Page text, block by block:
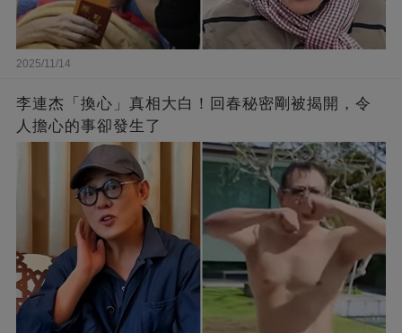
2025/11/14
李連杰「換心」真相大白！回春秘密剛被揭開，令
人擔心的事卻發生了